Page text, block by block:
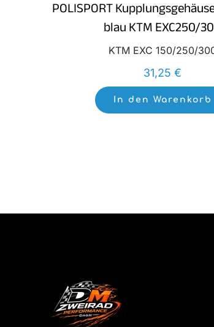
POLISPORT
blau KTM EXC250/
KTM EXC 150/250/
31,25€
In den Warenkorb